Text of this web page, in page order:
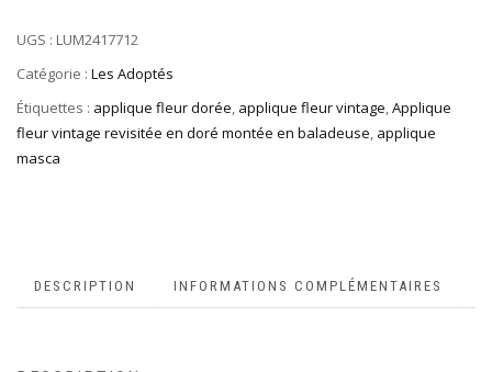
UGS : LUM2417712
Catégorie : Les Adoptés
Étiquettes : applique fleur dorée, applique fleur vintage,Applique
fleur vintage revisitée en doré montée en baladeuse, applique
masca
DESCRIPTION INFORMATIONS COMPLÉMENTAIRES